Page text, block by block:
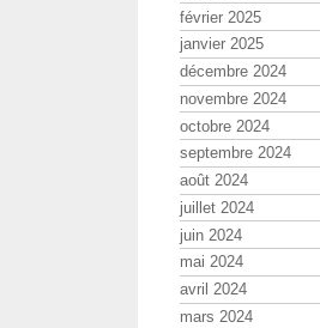
février 2025
janvier 2025
décembre 2024
novembre 2024
octobre 2024
septembre 2024
août 2024
juillet 2024
juin 2024
mai 2024
avril 2024
mars 2024